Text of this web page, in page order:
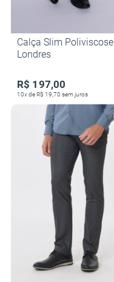
Calça Slim Poliviscose
Londres
R$ 197,00
10x de R$ 19,70 sem juros